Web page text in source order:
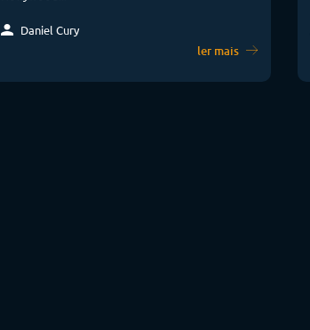
Daniel Cury
ler mais